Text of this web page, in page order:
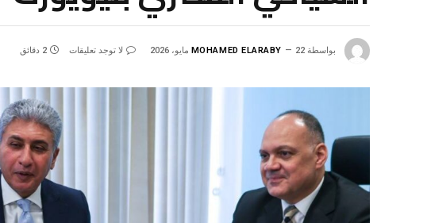
بواسطة MOHAMED ELARABY 22 مايو، 2026 لا توجد تعليقات 2 دقائق